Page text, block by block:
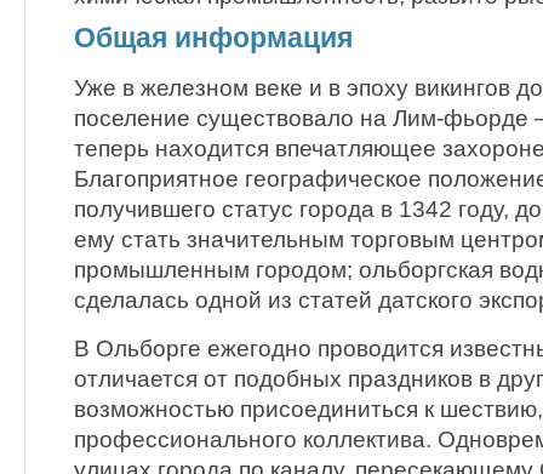
Общая информация
Уже в железном веке и в эпоху викингов
поселение существовало на Лим-фьорде
теперь находится впечатляющее
Благоприятное географическое
получившего статус города в 1342 году,
ему стать значительным торговым
промышленным городом; ольборгская
сделалась одной из статей датского
В Ольборге ежегодно проводится
отличается от подобных праздников в
возможностью присоединиться к
профессионального коллектива.